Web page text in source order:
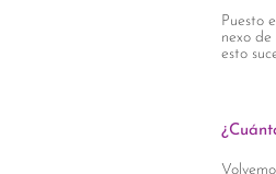
Puesto
nexo
esto